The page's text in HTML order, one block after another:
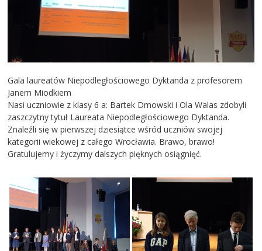
Gala laureatów Niepodległościowego Dyktanda z profesorem
Janem Miodkiem
Nasi uczniowie z klasy 6 a: Bartek Dmowski i Ola Walas zdobyli
zaszczytny tytuł Laureata Niepodległościowego Dyktanda.
Znaleźli się w pierwszej dziesiątce wśród uczniów swojej
kategorii wiekowej z całego Wrocławia. Brawo, brawo!
Gratulujemy i życzymy dalszych pięknych osiągnięć.